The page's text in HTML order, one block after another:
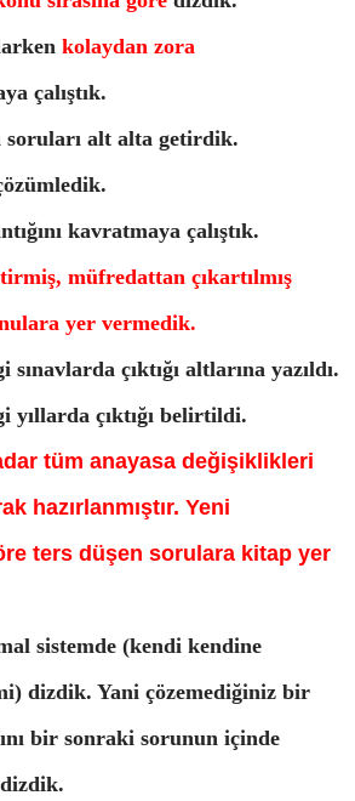
kolaydan zora
çalıştık.
soruları alt alta getirdik.
kavratmaya çalıştık.
müfredattan çıkartılmış
yer vermedik.
sınavlarda çıktığı altlarına yazıldı.
yıllarda çıktığı belirtildi.
tüm anayasa değişiklikleri
hazırlanmıştır. Yeni
ters düşen sorulara kitap yer
sistemde (kendi kendine
dizdik. Yani çözemediğiniz bir
bir sonraki sorunun içinde